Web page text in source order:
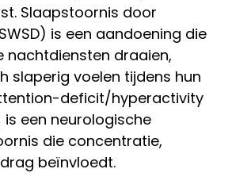
Slaapstoornis door
is een aandoening die
nachtdiensten draaien,
slaperig voelen tijdens hun
deficit/hyperactivity
is een neurologische
die concentratie,
beïnvloedt.